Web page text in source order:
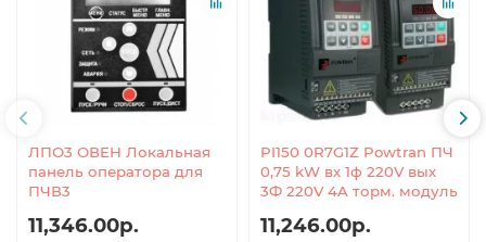
ЛПО3 ОВЕН Локальная
панель оператора для
ПЧВ3
11,346.00р.
PI150 0R7G1Z Powtran ПЧ
0,75 kW вх 1ф 220V вых
3Ф 220V 4A торм. модуль
11,246.00р.